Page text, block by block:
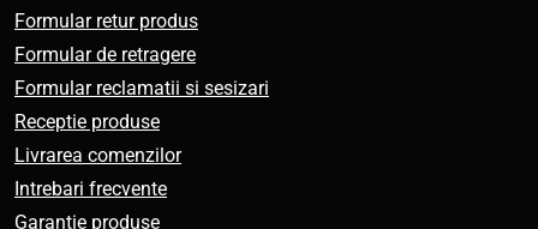
Formular retur produs
Formular de retragere
Formular reclamatii si sesizari
Receptie produse
Livrarea comenzilor
Intrebari frecvente
Garantie produse